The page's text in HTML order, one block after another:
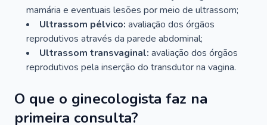
mamária e eventuais lesões por meio de ultrassom;
Ultrassom pélvico: avaliação dos órgãos
reprodutivos através da parede abdominal;
Ultrassom transvaginal: avaliação dos órgãos
reprodutivos pela inserção do transdutor na vagina.
O que o ginecologista faz na
primeira consulta?